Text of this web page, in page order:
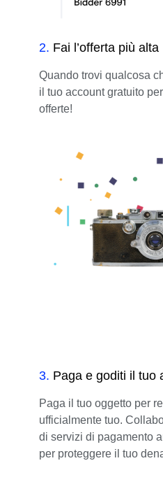
2. Fai l’offerta più alta
Quando trovi qualcosa
il tuo account gratuito
offerte!
3. Paga e goditi il tuo
Paga il tuo oggetto per
ufficialmente tuo.
di servizi di pagamento
per proteggere il tuo